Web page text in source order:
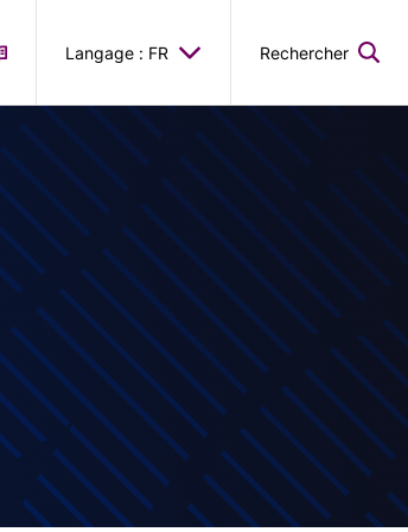
Langage : FR Rechercher